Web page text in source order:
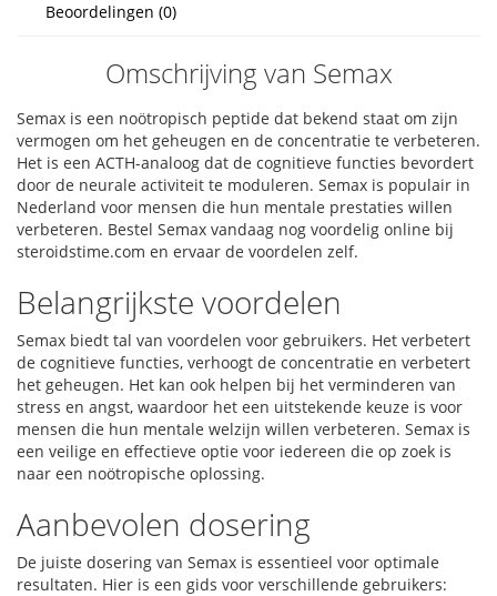
Beoordelingen (0)
Omschrijving van Semax
Semax is een noötropisch peptide dat bekend staat om zijn
vermogen om het geheugen en de concentratie te verbeteren.
Het is een ACTH-analoog dat de cognitieve functies bevordert
door de neurale activiteit te moduleren. Semax is populair in
Nederland voor mensen die hun mentale prestaties willen
verbeteren. Bestel Semax vandaag nog voordelig online bij
steroidstime.com en ervaar de voordelen zelf.
Belangrijkste voordelen
Semax biedt tal van voordelen voor gebruikers. Het verbetert
de cognitieve functies, verhoogt de concentratie en verbetert
het geheugen. Het kan ook helpen bij het verminderen van
stress en angst, waardoor het een uitstekende keuze is voor
mensen die hun mentale welzijn willen verbeteren. Semax is
een veilige en effectieve optie voor iedereen die op zoek is
naar een noötropische oplossing.
Aanbevolen dosering
De juiste dosering van Semax is essentieel voor optimale
resultaten. Hier is een gids voor verschillende gebruikers: